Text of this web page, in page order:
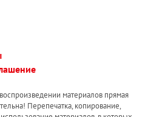
материалов прямая
Перепечатка, копирование,